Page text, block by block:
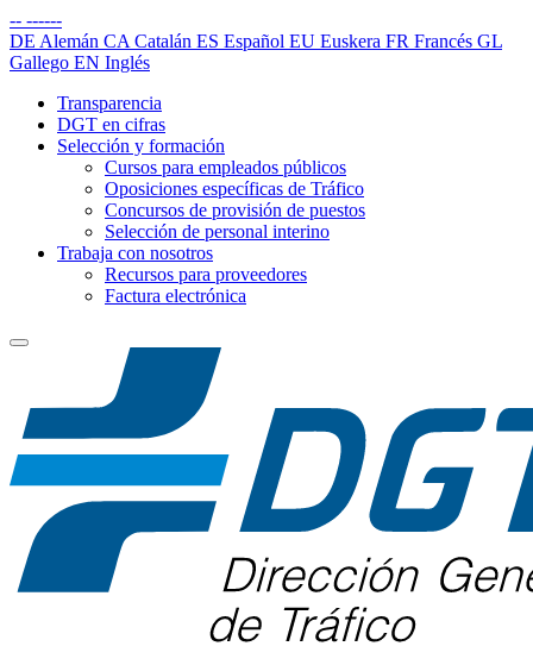
-- ------
DE Alemán CA Catalán ES Español EU Euskera FR Francés GL
Gallego EN Inglés
Transparencia
DGT en cifras
Selección y formación
Cursos para empleados públicos
Oposiciones específicas de Tráfico
Concursos de provisión de puestos
Selección de personal interino
Trabaja con nosotros
Recursos para proveedores
Factura electrónica